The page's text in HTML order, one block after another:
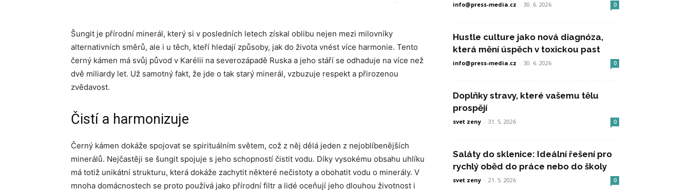
Šungit je přírodní minerál, který si v posledních letech získal oblibu nejen mezi milovníky
alternativních směrů, ale i u těch, kteří hledají způsoby, jak do života vnést více harmonie. Tento
černý kámen má svůj původ v Karélii na severozápadě Ruska a jeho stáří se odhaduje na více než
dvě miliardy let. Už samotný fakt, že jde o tak starý minerál, vzbuzuje respekt a přirozenou
zvědavost.
Čistí a harmonizuje
Černý kámen dokáže spojovat se spirituálním světem, což z něj dělá jeden z nejoblíbenějších
minerálů. Nejčastěji se šungit spojuje s jeho schopností čistit vodu. Díky vysokému obsahu uhlíku
má totiž unikátní strukturu, která dokáže zachytit některé nečistoty a obohatit vodu o minerály. V
mnoha domácnostech se proto používá jako přírodní filtr a lidé oceňují jeho dlouhou životnost i
info@press-media.cz - 30. 6. 2026 0
Hustle culture jako nová diagnóza,
která mění úspěch v toxickou past
info@press-media.cz - 30. 6. 2026 0
Doplňky stravy, které vašemu tělu
prospějí
svet zeny - 31. 5. 2026 0
Saláty do sklenice: Ideální řešení pro
rychlý oběd do práce nebo do školy
svet zeny - 21. 5. 2026 0